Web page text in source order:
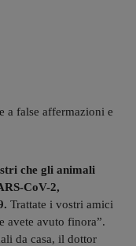
a false affermazioni e
che gli animali
CoV-2,
Trattate i vostri amici
avete avuto finora”.
da casa, il dottor